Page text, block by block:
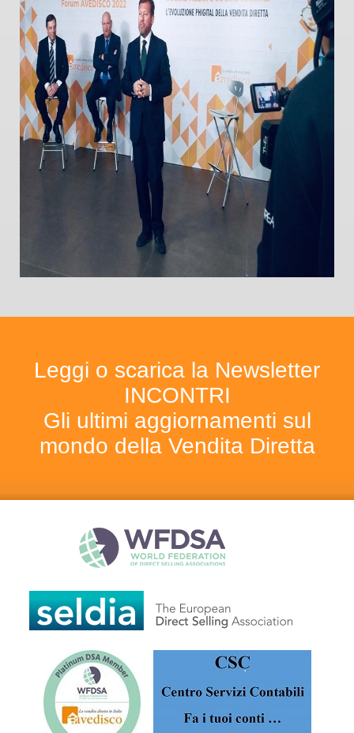
Leggi o scarica la Newsletter
INCONTRI
Gli ultimi aggiornamenti sul
mondo della Vendita Diretta